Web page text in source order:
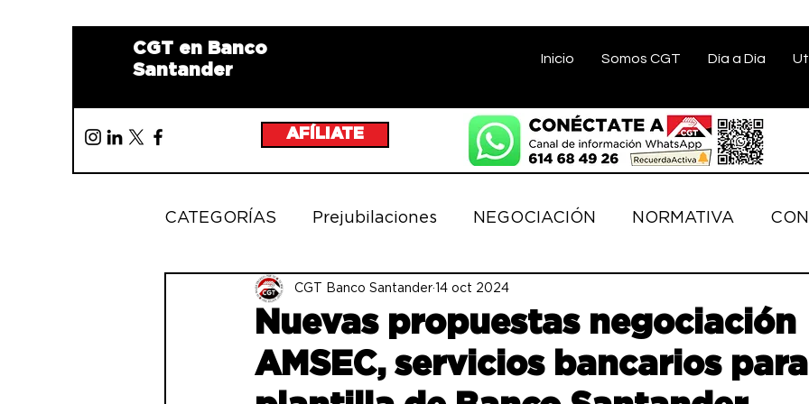
CGT en Banco
Santander
Inicio Somos CGT Día a Día
AFÍLIATE
CATEGORÍAS Prejubilaciones NEGOCIACIÓN NORMATIVA
IGUALDAD MOVILIZACIONES
FORMACIÓN PUESTOS DERECHOS CONVENIO BANCA
Nuevas propuestas negociación
AMSEC, servicios bancarios
CGT Banco Santander 14 oct 2024